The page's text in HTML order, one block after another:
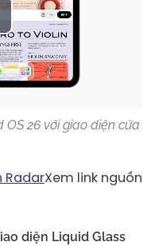
26 với giao diện cửa
RadarXem link nguồn
diện Liquid Glass